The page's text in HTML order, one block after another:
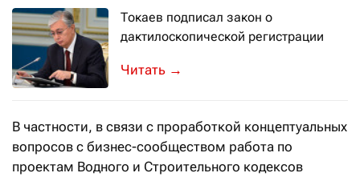
Токаев подписал закон о
дактилоскопической регистрации
Он вступит в силу с 1 января 2024
→
В частности, в связи с проработкой концептуальных
вопросов с бизнес-сообществом работа по
проектам Водного и Строительного кодексов